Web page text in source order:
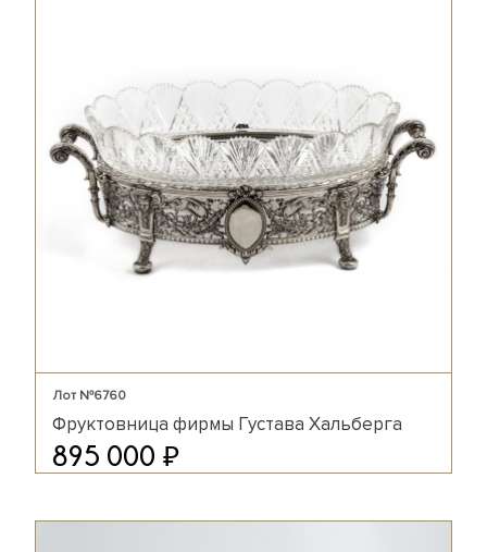
Лот №6760
Фруктовница фирмы Густава Хальберга
895 000 ₽